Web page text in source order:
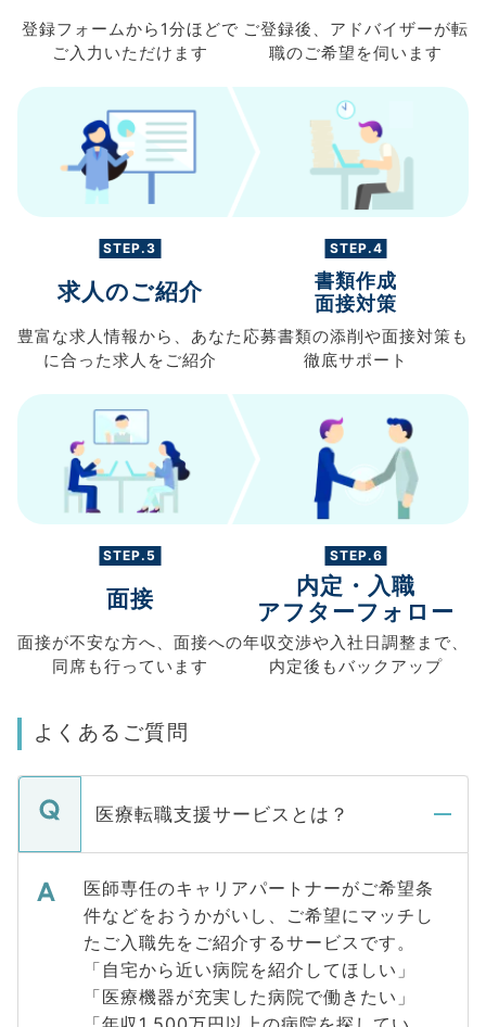
登録フォームから 1分ほどで
ご入力 いただけます
ご登録後、 アドバイザーが転
職のご希望を伺います
STEP.3
求人のご紹介
豊富な求人情報から、 あなた
に合った求人を ご紹介
STEP.4
書類作成
面接対策
応募書類の添削や面接対策も
徹底サポート
STEP.5
面接
面接が不安な方へ、 面接への
同席も行っています
STEP.6
内定・入職
アフターフォロー
年収交渉や入社日調整まで、
内定後もバックアップ
よくあるご質問
医療転職支援サービスとは？
医師専任のキャリアパートナーがご希望条
件などをおうかがいし、ご希望にマッチし
たご入職先をご紹介するサービスです。
「自宅から近い病院を紹介してほしい」
「医療機器が充実した病院で働きたい」